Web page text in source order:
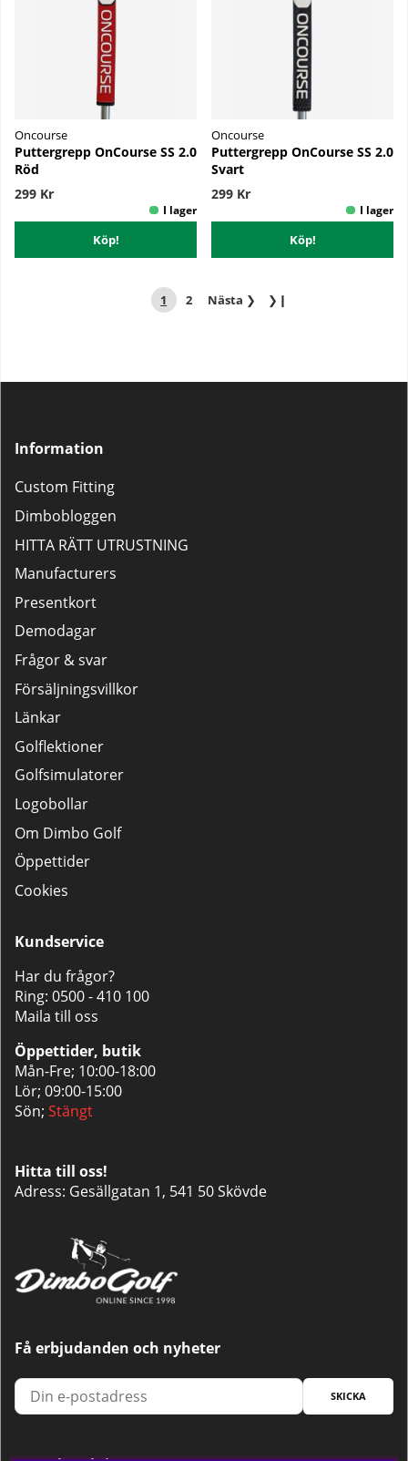
Oncourse
Puttergrepp OnCourse SS 2.0
Röd
299 Kr
Köp!
Oncourse
Puttergrepp OnCourse SS 2.0
Svart
299 Kr
Köp!
1 2 Nästa ❯ ❯❙
Information
Custom Fitting
Dimbobloggen
HITTA RÄTT UTRUSTNING
Manufacturers
Presentkort
Demodagar
Frågor & svar
Försäljningsvillkor
Länkar
Golflektioner
Golfsimulatorer
Logobollar
Om Dimbo Golf
Öppettider
Cookies
Kundservice
Har du frågor?
Ring: 0500 - 410 100
Maila till oss
Öppettider, butik
Mån-Fre; 10:00-18:00
Lör; 09:00-15:00
Sön; Stängt
Hitta till oss!
Adress: Gesällgatan 1, 541 50 Skövde
Få erbjudanden och nyheter
SKICKA